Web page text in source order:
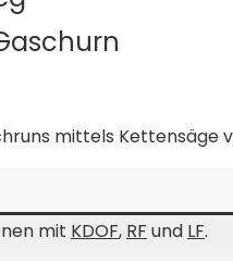
mittels
mit KDOF, RF und LF.